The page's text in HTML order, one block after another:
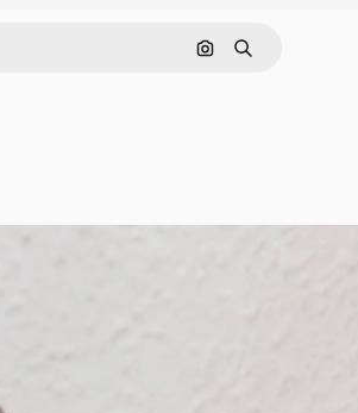
Cerca per immagine
Ricerca